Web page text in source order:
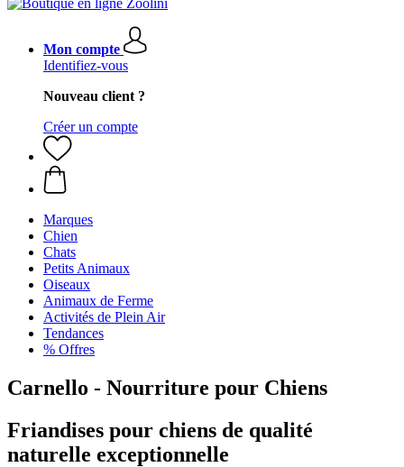
Mon compte
Identifiez-vous
Nouveau client ?
Créer un compte
Marques
Chien
Chats
Petits Animaux
Oiseaux
Animaux de Ferme
Activités de Plein Air
Tendances
% Offres
Carnello - Nourriture pour Chiens
Friandises pour chiens de qualité
naturelle exceptionnelle